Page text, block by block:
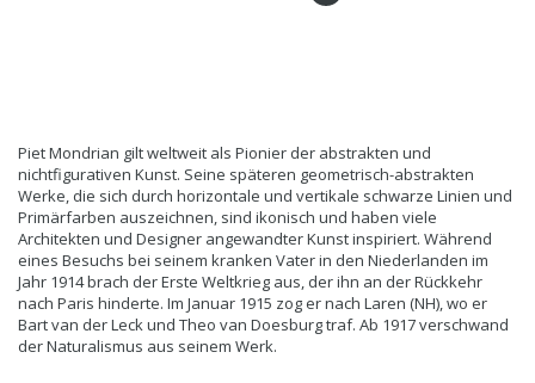
Piet Mondrian gilt weltweit als Pionier der abstrakten und
nichtfigurativen Kunst. Seine späteren geometrisch-abstrakten
Werke, die sich durch horizontale und vertikale schwarze Linien und
Primärfarben auszeichnen, sind ikonisch und haben viele
Architekten und Designer angewandter Kunst inspiriert. Während
eines Besuchs bei seinem kranken Vater in den Niederlanden im
Jahr 1914 brach der Erste Weltkrieg aus, der ihn an der Rückkehr
nach Paris hinderte. Im Januar 1915 zog er nach Laren (NH), wo er
Bart van der Leck und Theo van Doesburg traf. Ab 1917 verschwand
der Naturalismus aus seinem Werk.